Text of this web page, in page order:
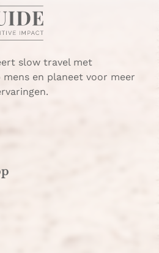
slow travel met
en planeet voor meer